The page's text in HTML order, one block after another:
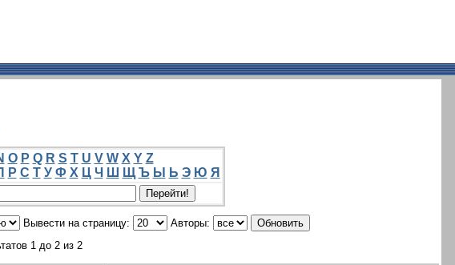
O P Q R S T U V W X Y Z
Р С Т У Ф Х Ц Ч Ш Щ Ъ Ы Ь Э Ю Я
Вывести на страницу:
Авторы:
1 до 2 из 2